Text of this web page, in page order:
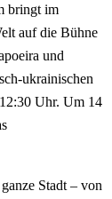
bringt im
auf die Bühne
und
ukrainischen
Uhr. Um 14
Stadt – von